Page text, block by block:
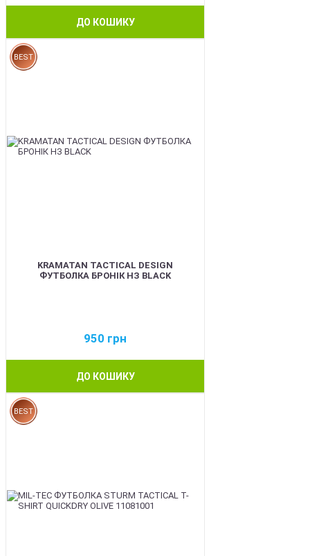
ДО КОШИКУ
BEST
KRAMATAN TACTICAL DESIGN
ФУТБОЛКА БРОНІК НЗ BLACK
950 грн
ДО КОШИКУ
BEST